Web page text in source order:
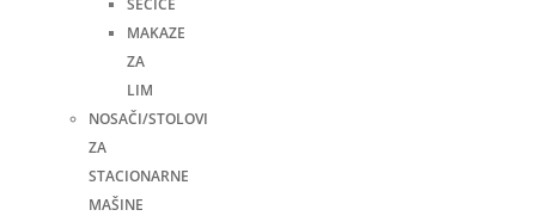
SEČICE
MAKAZE
ZA
LIM
NOSAČI/STOLOVI
ZA
STACIONARNE
MAŠINE